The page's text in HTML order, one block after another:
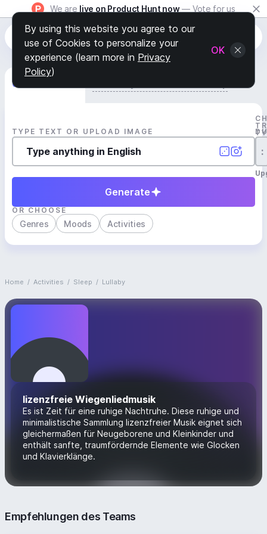
We are live on Product Hunt now — Vote for us
Generate Track
TYPE TEXT OR UPLOAD IMAGE
:
Generate
OR CHOOSE
Genres Moods Activities
Home / Activities / Sleep / Lullaby
lizenzfreie Wiegenliedmusik
Es ist Zeit für eine ruhige Nachtruhe. Diese ruhige und
minimalistische Sammlung lizenzfreier Musik eignet sich
gleichermaßen für Neugeborene und Kleinkinder und
enthält sanfte, traumfördernde Elemente wie Glocken
und Klavierklänge.
Empfehlungen des Teams
By using this website you agree to our
use of Cookies to personalize your
experience (learn more in Privacy
Policy)
OK